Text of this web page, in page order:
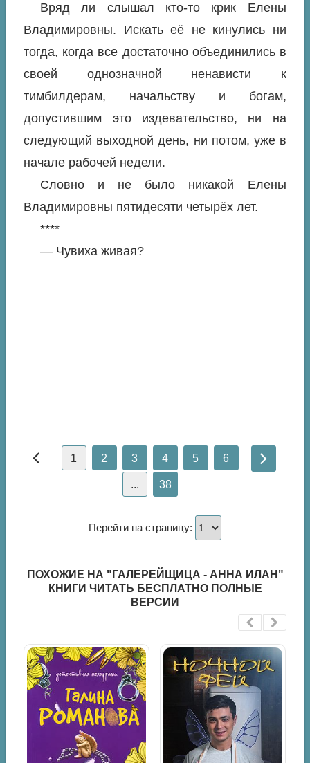
Вряд ли слышал кто-то крик Елены
Владимировны. Искать её не кинулись ни
тогда, когда все достаточно объединились в
своей однозначной ненависти к
тимбилдерам, начальству и богам,
допустившим это издевательство, ни на
следующий выходной день, ни потом, уже в
начале рабочей недели.
Словно и не было никакой Елены
Владимировны пятидесяти четырёх лет.
****
— Чувиха живая?
1 2 3 4 5 6
... 38
Перейти на страницу:
ПОХОЖИЕ НА "ГАЛЕРЕЙЩИЦА - АННА ИЛАН"
КНИГИ ЧИТАТЬ БЕСПЛАТНО ПОЛНЫЕ
ВЕРСИИ